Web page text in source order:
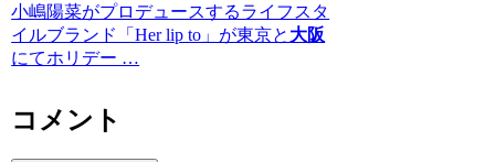
小嶋陽菜がプロデュースするライフスタ
イルブランド「Her lip to」が東京と 大阪
にてホリデー …
コメント